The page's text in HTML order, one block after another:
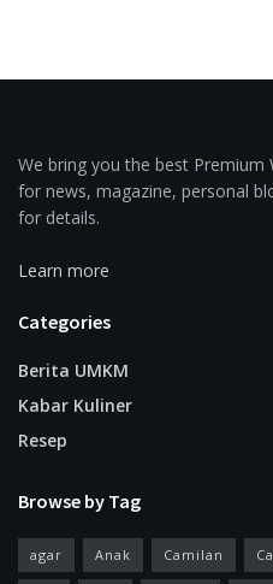
We bring you the best
for news, magazine, personal
for details.
Learn more
Categories
Berita UMKM
Kabar Kuliner
Resep
Browse by Tag
agar Anak Camilan